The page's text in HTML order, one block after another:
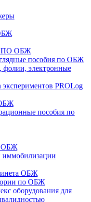
ОБЖ
пособия по ОБЖ
фолии, электронные
экспериментов PROLog
пособия по
ОБЖ
иммобилизации
ОБЖ
по ОБЖ
оборудования для